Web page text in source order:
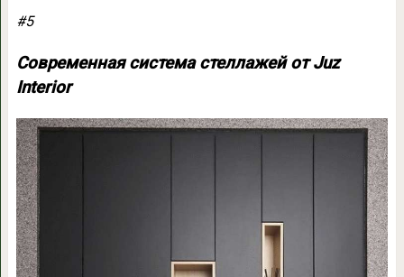
#5
Современная система стеллажей от Juz
Interior